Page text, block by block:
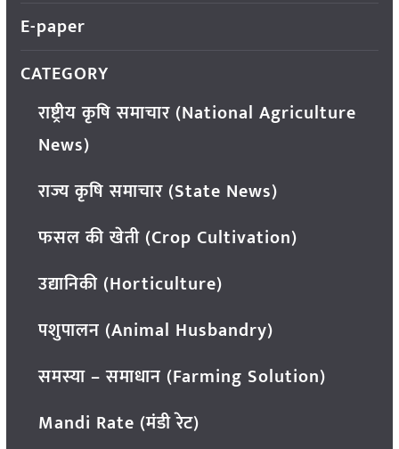
E-paper
CATEGORY
राष्ट्रीय कृषि समाचार (National Agriculture
News)
राज्य कृषि समाचार (State News)
फसल की खेती (Crop Cultivation)
उद्यानिकी (Horticulture)
पशुपालन (Animal Husbandry)
समस्या – समाधान (Farming Solution)
Mandi Rate (मंडी रेट)